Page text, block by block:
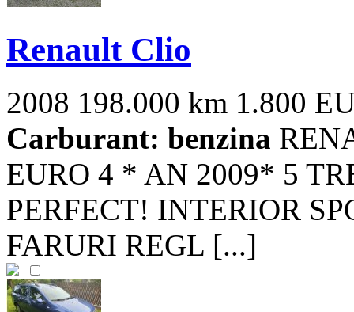
Renault Clio
2008 198.000 km 1.800
Carburant: benzina
EURO 4 * AN 2009* 5
PERFECT! INTERIOR
FARURI REGL [...]